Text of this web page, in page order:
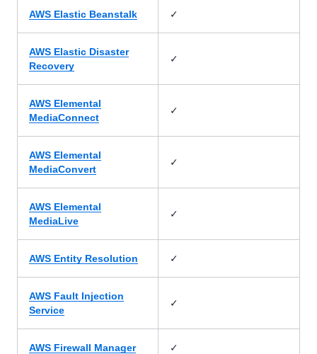
AWS Elastic Beanstalk ✓
AWS Elastic Disaster
Recovery
✓
AWS Elemental
MediaConnect
✓
AWS Elemental
MediaConvert
✓
AWS Elemental
MediaLive
✓
AWS Entity Resolution ✓
AWS Fault Injection
Service
✓
AWS Firewall Manager ✓